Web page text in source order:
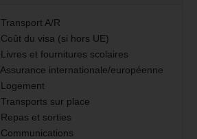
Transport A/R
Coût du visa (si hors UE)
Livres et fournitures scolaires
Assurance internationale/européenne
Logement
Transports sur place
Repas et sorties
Communications